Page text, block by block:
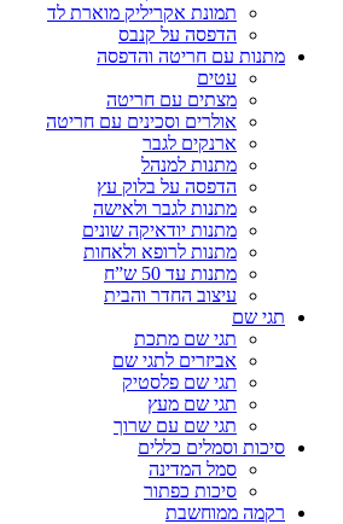
תמונת אקריליק מוארת לד
הדפסה על קנבס
מתנות עם חריטה והדפסה
עטים
מצתים עם חריטה
אולרים וסכינים עם חריטה
ארנקים לגבר
מתנות למנהל
הדפסה על בלוק עץ
מתנות לגבר ולאישה
מתנות יודאיקה שונים
מתנות לרופא ולאחות
מתנות עד 50 ש”ח
עיצוב החדר והבית
תגי שם
תגי שם מתכת
אביזרים לתגי שם
תגי שם פלסטיק
תגי שם מעץ
תגי שם עם שרוך
סיכות וסמלים כללים
סמל המדינה
סיכות כפתור
רקמה ממוחשבת